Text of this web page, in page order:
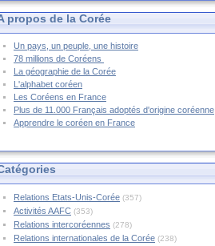
propos de la Corée
Un pays, un peuple, une histoire
78 millions de Coréens
La géographie de la Corée
L'alphabet coréen
Les Coréens en France
Plus de 11.000 Français adoptés d'origine coréenne
Apprendre le coréen en France
Relations Etats-Unis-Corée (357)
Activités AAFC (353)
Relations intercoréennes (278)
Relations internationales de la Corée (238)